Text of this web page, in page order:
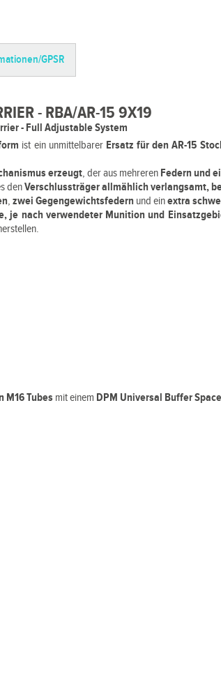
GPSR
- RBA/AR-15 9X19
- Full Adjustable System
ist ein unmittelbarer Ersatz für den AR-15
erzeugt, der aus mehreren Federn und
denVerschlussträger allmählich verlangsamt,
,zwei Gegengewichtsfedern und einextra
je nach verwendeter Munition und
M16 Tubes mit einem DPM Universal Buffer